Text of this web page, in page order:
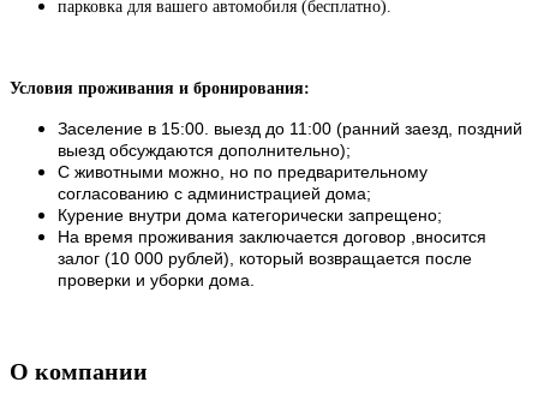
парковка для вашего автомобиля (бесплатно).
Условия проживания и бронирования:
Заселение в 15:00. выезд до 11:00 (ранний заезд, поздний
выезд обсуждаются дополнительно);
С животными можно, но по предварительному
согласованию с администрацией дома;
Курение внутри дома категорически запрещено;
На время проживания заключается договор ,вносится
залог (10 000 рублей), который возвращается после
проверки и уборки дома.
О компании